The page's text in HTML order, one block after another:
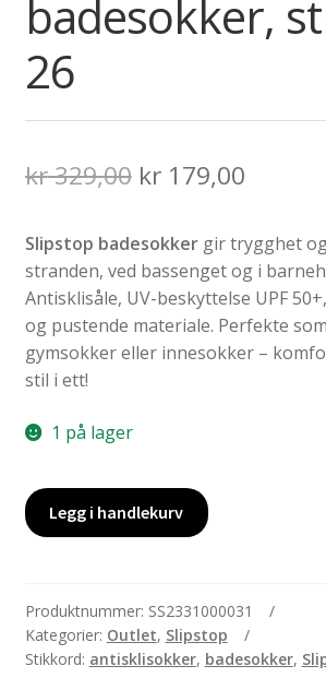
badesokker,
26
kr329,00 Opprinnelig
var:
kr 329,00.
kr179,00
er:
kr
Slipstop badesokkergir trygghet
stranden, ved bassenget og i
Antisklisåle, UV-beskyttelse UPF
og pustende materiale. Perfekte
gymsokker eller innesokker –
stil i ett!
1 på lager
Slipstop
Sarpi
str.
24-
26
Legg i handlekurv
Produktnummer: SS2331000031
Kategorier: Outlet, Slipstop
Stikkord: antisklisokker, badesokker,